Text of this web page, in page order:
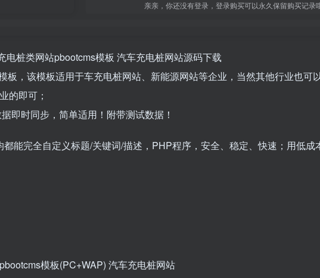
亲亲，你还没有登录，登录购买可以永久保留购买记录
电桩类网站pbootcms模板 汽车充电桩网站源码下载
板，该模板适用于车充电桩网站、新能源网站等企业，当然其他行业也可
的即可；
即时同步，简单适用！附带测试数据！
能完全自定义标题/关键词/描述，PHP程序，安全、稳定、快速；用低成